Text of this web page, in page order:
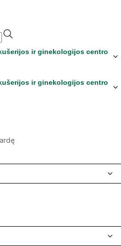
ir ginekologijos centro
ir ginekologijos centro